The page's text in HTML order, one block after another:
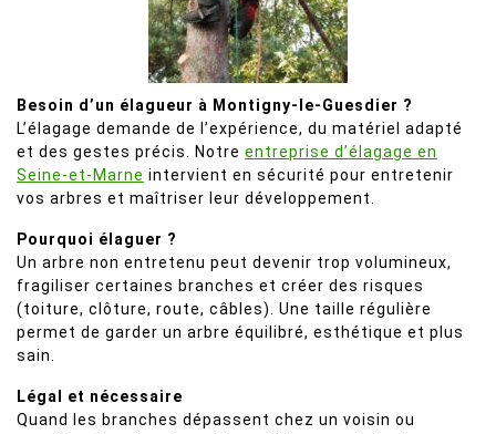
Besoin d’un élagueur à Montigny-le-Guesdier ?
L’élagage demande de l’expérience, du matériel adapté
et des gestes précis. Notre entreprise d’élagage en
Seine-et-Marne intervient en sécurité pour entretenir
vos arbres et maîtriser leur développement.
Pourquoi élaguer ?
Un arbre non entretenu peut devenir trop volumineux,
fragiliser certaines branches et créer des risques
(toiture, clôture, route, câbles). Une taille régulière
permet de garder un arbre équilibré, esthétique et plus
sain.
Légal et nécessaire
Quand les branches dépassent chez un voisin ou